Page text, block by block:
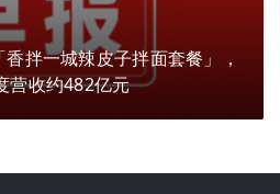
拌一城辣皮子拌面套餐」，
营收约482亿元